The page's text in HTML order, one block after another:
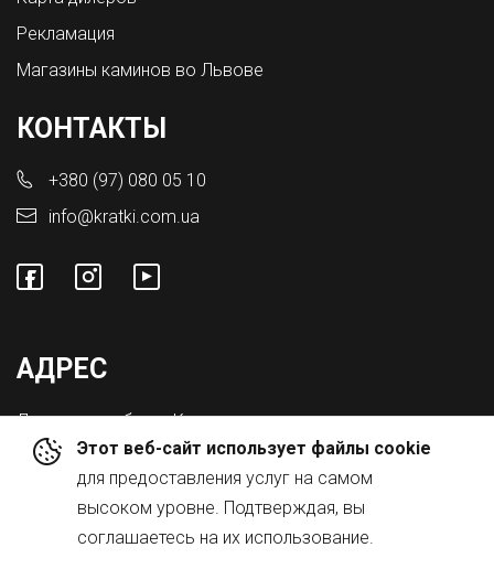
Этот веб-сайт использует файлы cookie
для предоставления услуг на самом
высоком уровне. Подтверждая, вы
соглашаетесь на их использование.
Рекламация
Магазины каминов во Львове
КОНТАКТЫ
+380 (97) 080 05 10
info@kratki.com.ua
АДРЕС
Львовская обл., с. Конопниця,
ул. Городоцкая 8а